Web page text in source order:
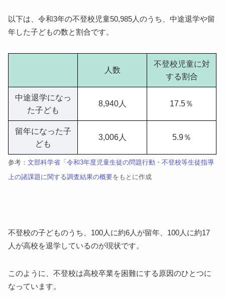
以下は、令和3年の不登校児童50,985人のうち、中途退学や留
年した子どもの数と割合です。
人数
不登校児童に対
する割合
中途退学になっ
た子ども
8,940人 17.5％
留年になった子
ども
3,006人 5.9％
参考：文部科学省「令和3年度児童生徒の問題行動・不登校等生徒指導
上の諸課題に関する調査結果の概要をもとに作成
不登校の子どものうち、100人に約6人が留年、100人に約17
人が高校を退学しているのが現状です。
このように、不登校は高校卒業を困難にする原因のひとつに
なっています。